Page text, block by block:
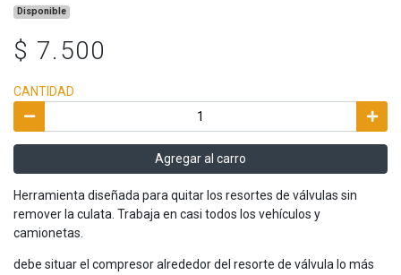
Disponible
$ 7.500
CANTIDAD
Agregar al carro
Herramienta diseñada para quitar los resortes de válvulas sin
remover la culata. Trabaja en casi todos los vehículos y
camionetas.
debe situar el compresor alrededor del resorte de válvula lo más